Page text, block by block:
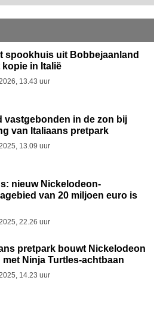
spookhuis uit Bobbejaanland
kopie in Italië
13.43 uur
vastgebonden in de zon bij
van Italiaans pretpark
13.09 uur
nieuw Nickelodeon-
van 20 miljoen euro is
22.26 uur
pretpark bouwt Nickelodeon
met Ninja Turtles-achtbaan
14.23 uur